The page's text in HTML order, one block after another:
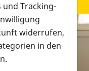
und Tracking-
widerrufen,
in den